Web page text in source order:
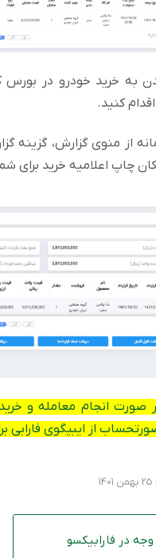
خرید خودرو در بورس
کنید.
از منوی گزارش، گزینه
چاپ اعلامیه خرید برای
صورت انجام معامله و
از ایبیگوی فارابی
در فارابیکسو